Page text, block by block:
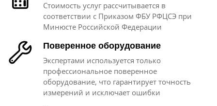
Стоимость услуг рассчитывается в
соответствии с Приказом ФБУ РФЦСЭ при
Минюсте Российской Федерации
Поверенное оборудование
Экспертами используется только
профессиональное поверенное
оборудование, что гарантирует точность
измерений и исключает ошибки